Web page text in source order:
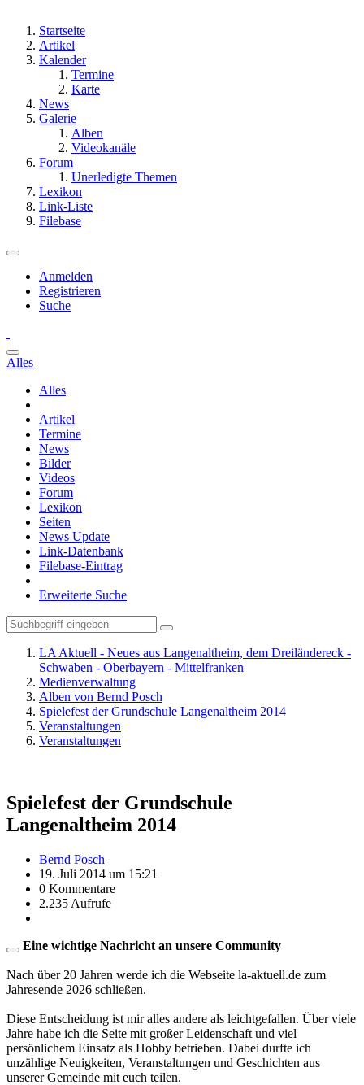
Startseite
Artikel
Kalender
Termine
Karte
News
Galerie
Alben
Videokanäle
Forum
Unerledigte Themen
Lexikon
Link-Liste
Filebase
Anmelden
Registrieren
Suche
Alles
Alles
Artikel
Termine
News
Bilder
Videos
Forum
Lexikon
Seiten
News Update
Link-Datenbank
Filebase-Eintrag
Erweiterte Suche
LA Aktuell - Neues aus Langenaltheim, dem Dreiländereck -
Schwaben - Oberbayern - Mittelfranken
Medienverwaltung
Alben von Bernd Posch
Spielefest der Grundschule Langenaltheim 2014
Veranstaltungen
Veranstaltungen
Spielefest der Grundschule
Langenaltheim 2014
Bernd Posch
19. Juli 2014 um 15:21
0 Kommentare
2.235 Aufrufe
Eine wichtige Nachricht an unsere Community
Nach über 20 Jahren werde ich die Webseite la-aktuell.de zum
Jahresende 2026 schließen.
Diese Entscheidung ist mir alles andere als leichtgefallen. Über viele
Jahre habe ich die Seite mit großer Leidenschaft und viel
persönlichem Einsatz als Hobby betrieben. Dabei durfte ich
unzählige Neuigkeiten, Veranstaltungen und Geschichten aus
unserer Gemeinde mit euch teilen.